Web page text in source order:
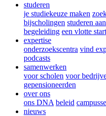
studeren
je studiekeuze maken
bijscholingen studeren
begeleiding een vlotte start
expertise
onderzoekscentra vind
podcasts
samenwerken
voor scholen voor
gepensioneerden
over ons
ons DNA beleid
nieuws